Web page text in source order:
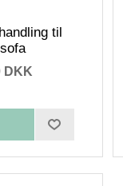
til
DKK